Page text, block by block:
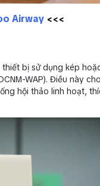
Airway <<<
bị sử dụng kép
WAP). Điều này
hội thảo linh hoạt,